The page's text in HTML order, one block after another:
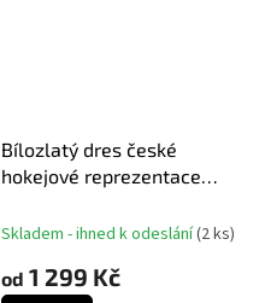
Bílozlatý dres české
hokejové reprezentace
MISTŘI 2024 CCM Fandres
Skladem - ihned k odeslání(2 ks)
od 1 299 Kč